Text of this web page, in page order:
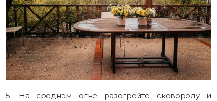
5. На среднем огне разогрейте сковороду и